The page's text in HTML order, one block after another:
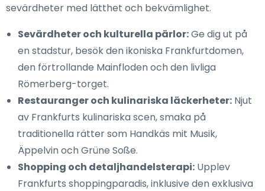
sevärdheter med lätthet och bekvämlighet.
Sevärdheter och kulturella pärlor:Ge dig ut på
en stadstur, besök den ikoniska Frankfurtdomen,
den förtrollande Mainfloden och den livliga
Römerberg-torget.
Restauranger och kulinariska läckerheter: Njut
av Frankfurts kulinariska scen, smaka på
traditionella rätter som Handkäs mit Musik,
Äppelvin och Grüne Soße.
Shopping och detaljhandelsterapi: Upplev
Frankfurts shoppingparadis, inklusive den exklusiva